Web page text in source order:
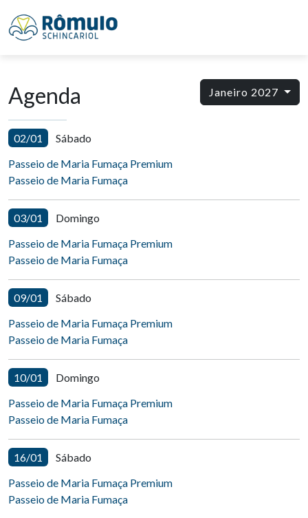
Janeiro 2027
Agenda
02/01
Sábado
Passeio de Maria Fumaça Premium
Passeio de Maria Fumaça
03/01
Domingo
Passeio de Maria Fumaça Premium
Passeio de Maria Fumaça
09/01
Sábado
Passeio de Maria Fumaça Premium
Passeio de Maria Fumaça
10/01
Domingo
Passeio de Maria Fumaça Premium
Passeio de Maria Fumaça
16/01
Sábado
Passeio de Maria Fumaça Premium
Passeio de Maria Fumaça